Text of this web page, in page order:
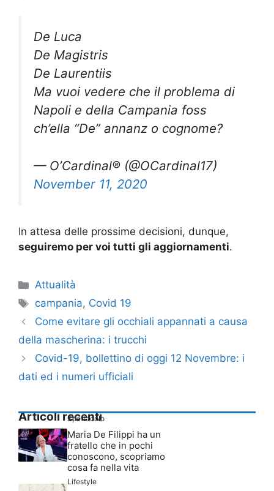
De Luca
De Magistris
De Laurentiis
Ma vuoi vedere che il problema di
Napoli e della Campania foss
ch’ella “De” annanz o cognome?
— O’Cardinal®️ (@OCardinal17)
November 11, 2020
In attesa delle prossime decisioni, dunque,
seguiremo per voi tutti gli aggiornamenti.
Categorie
Attualità
Tag
campania, Covid 19
Come evitare gli occhiali appannati a causa
della mascherina: i trucchi
Covid-19, bollettino di oggi 12 Novembre: i
dati ed i numeri ufficiali
Articoli recenti
Spettacolo
Maria De Filippi ha un
fratello che in pochi
conoscono, scopriamo
cosa fa nella vita
Lifestyle